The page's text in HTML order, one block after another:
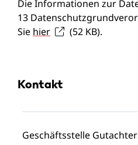
Die Informationen zur
13
Sie hier (52 KB).
Kontakt
Geschäftsstelle